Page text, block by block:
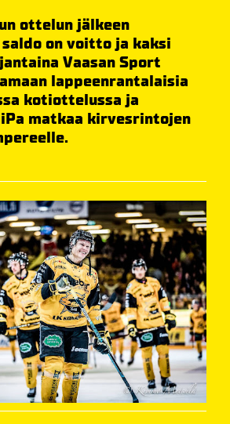
ottelun jälkeen
on voitto ja kaksi
Vaasan Sport
lappeenrantalaisia
kotiottelussa ja
matkaa kirvesrintojen